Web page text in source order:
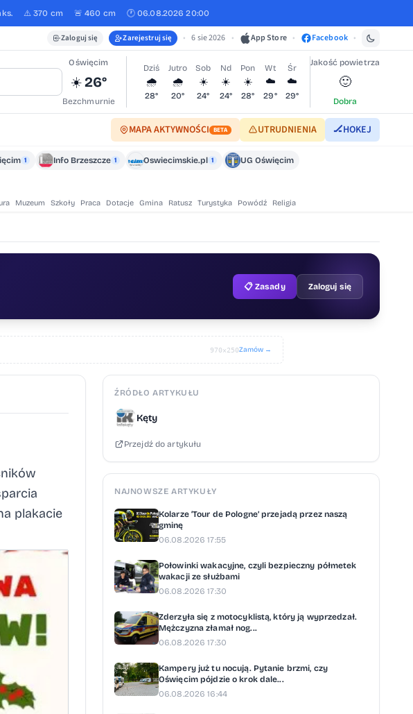
⚠️ 370 cm 🚨 460 cm 🕐 06.08.2026 20:00
Zaloguj się Zarejestruj się • 6 sie 2026 • App Store • Facebook •
Oświęcim
☀️26°
Bezchmurnie
Dziś
🌧️
28°
Jutro
🌧️
20°
Sob
☀️
24°
Nd
☀️
24°
Pon
☀️
28°
Wt
☁️
29°
Śr
☁️
29°
Jakość powietrza
🙂
Dobra
MAPA AKTYWNOŚCI BETA UTRUDNIENIA 🏒HOKEJ
1 Info Brzeszcze 1 Oswiecimskie.pl 1
UG Oświęcim
Muzeum Szkoły Praca Dotacje Gmina Ratusz Turystyka Powódź Religia
📋 Zasady Zaloguj się
970×250Zamów →
plakacie
ŹRÓDŁO ARTYKUŁU
Kęty
Przejdź do artykułu
NAJNOWSZE ARTYKUŁY
Kolarze ‘Tour de Pologne’ przejadą przez naszą
gminę
06.08.2026 17:55
Połowinki wakacyjne, czyli bezpieczny półmetek
wakacji ze służbami
06.08.2026 17:30
Zderzyła się z motocyklistą, który ją wyprzedzał.
Mężczyzna złamał nog...
06.08.2026 17:30
Kampery już tu nocują. Pytanie brzmi, czy
Oświęcim pójdzie o krok dale...
06.08.2026 16:44